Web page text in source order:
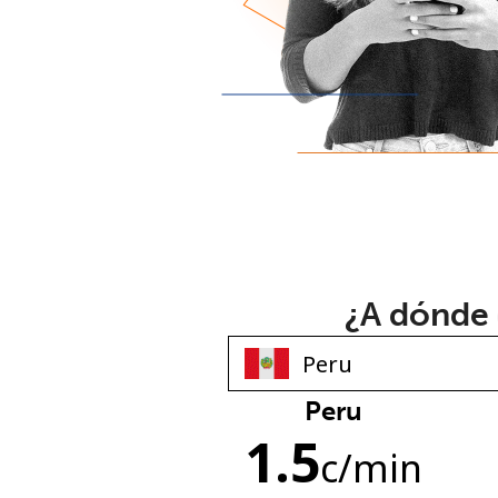
¿A
Peru
1.5c/min